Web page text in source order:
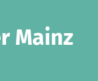
Mainz